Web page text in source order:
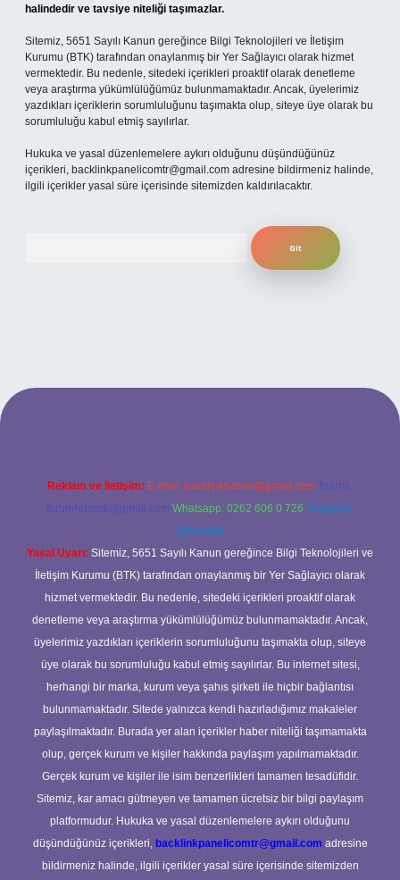
halindedir ve tavsiye niteliği taşımazlar.
Sitemiz, 5651 Sayılı Kanun gereğince Bilgi Teknolojileri ve İletişim
Kurumu (BTK) tarafından onaylanmış bir Yer Sağlayıcı olarak hizmet
vermektedir. Bu nedenle, sitedeki içerikleri proaktif olarak denetleme
veya araştırma yükümlülüğümüz bulunmamaktadır. Ancak, üyelerimiz
yazdıkları içeriklerin sorumluluğunu taşımakta olup, siteye üye olarak bu
sorumluluğu kabul etmiş sayılırlar.
Hukuka ve yasal düzenlemelere aykırı olduğunu düşündüğünüz
içerikleri, backlinkpanelicomtr@gmail.com adresine bildirmeniz halinde,
ilgili içerikler yasal süre içerisinde sitemizden kaldırılacaktır.
bahis
Reklam ve İletişim: E-mail: backlinkpaneli@gmail.com Teams:
forumhizmeti@gmail.com Whatsapp: 0262 606 0 726 Telegram:
@karabul
Yasal Uyarı: Sitemiz, 5651 Sayılı Kanun gereğince Bilgi Teknolojileri ve
İletişim Kurumu (BTK) tarafından onaylanmış bir Yer Sağlayıcı olarak
hizmet vermektedir. Bu nedenle, sitedeki içerikleri proaktif olarak
denetleme veya araştırma yükümlülüğümüz bulunmamaktadır. Ancak,
üyelerimiz yazdıkları içeriklerin sorumluluğunu taşımakta olup, siteye
üye olarak bu sorumluluğu kabul etmiş sayılırlar. Bu internet sitesi,
herhangi bir marka, kurum veya şahıs şirketi ile hiçbir bağlantısı
bulunmamaktadır. Sitede yalnızca kendi hazırladığımız makaleler
paylaşılmaktadır. Burada yer alan içerikler haber niteliği taşımamakta
olup, gerçek kurum ve kişiler hakkında paylaşım yapılmamaktadır.
Gerçek kurum ve kişiler ile isim benzerlikleri tamamen tesadüfidir.
Sitemiz, kar amacı gütmeyen ve tamamen ücretsiz bir bilgi paylaşım
platformudur. Hukuka ve yasal düzenlemelere aykırı olduğunu
düşündüğünüz içerikleri, backlinkpanelicomtr@gmail.com adresine
bildirmeniz halinde, ilgili içerikler yasal süre içerisinde sitemizden